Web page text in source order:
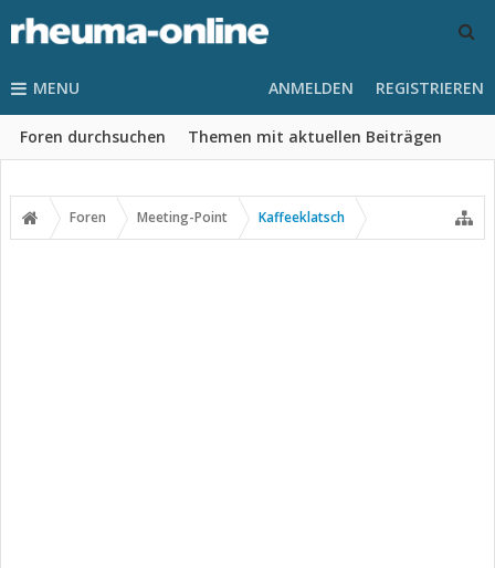
MENU
Foren durchsuchen Themen mit aktuellen Beiträgen
ANMELDEN REGISTRIEREN
Foren Meeting-Point Kaffeeklatsch